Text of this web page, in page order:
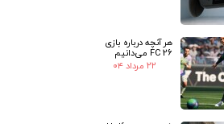
هر آنچه درباره بازی
FC 26 می‌دانیم
۲۲ مرداد ۰۴